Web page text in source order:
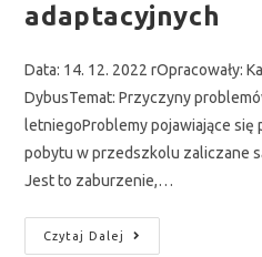
adaptacyjnych
Data: 14. 12. 2022 rOpracowały:
DybusTemat: Przyczyny
letniegoProblemy pojawiające się
pobytu w przedszkolu zaliczane
Jest to zaburzenie,…
Czytaj Dalej